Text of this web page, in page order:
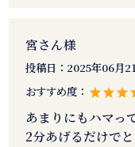
宮さん様
投稿日： 2025年06月
おすすめ度：
あまりにもハマっ
2分あげるだけで